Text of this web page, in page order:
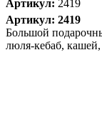
Артикул: 2419
Артикул: 2419
Большой
люля-кебаб,